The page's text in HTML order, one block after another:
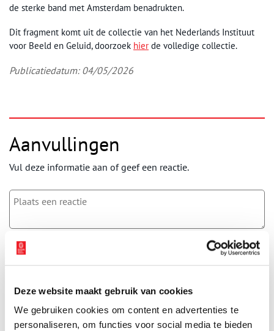
Deze website maakt gebruik van cookies
We gebruiken cookies om content en advertenties te
personaliseren, om functies voor social media te bieden
de sterke band met Amsterdam benadrukten.
Dit fragment komt uit de collectie van het Nederlands Instituut
voor Beeld en Geluid, doorzoek hier de volledige collectie.
Publicatiedatum: 04/05/2026
Aanvullingen
Vul deze informatie aan of geef een reactie.
Vereiste velden zijn gemarkeerd met *. Het e-mailadres wordt niet
gepubliceerd.
E-mail